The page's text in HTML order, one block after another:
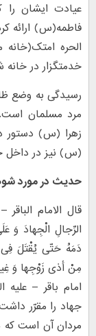
عیادت ایشان
فاطمه(س) ارائه
الحره
خدمتگزار در
رسیدگی به وضع
مرد مسلمان
زهرا (س) دستور
(س) نیز در داخل
حدیث در مورد
قال الامام
الرِّجالِ الْجِهادَ وَ
دَمَهُ حَتّی یُقْتَلَ فِی
مِنْ أذی زَوْجِها وَ
امام باقر –
جهاد را مقرّر
مردان آن است که